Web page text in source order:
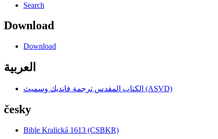
Search
Download
Download
العربية
الكتاب المقدس ترجمة فانديك وسميث (ASVD)
česky
Bible Kralická 1613 (CSBKR)